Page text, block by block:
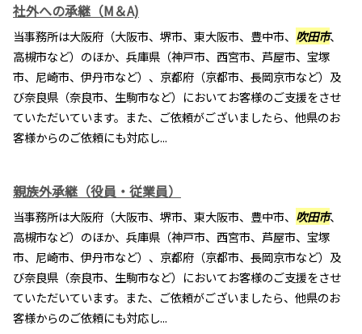
社外への承継（M＆A)
当事務所は大阪府（大阪市、堺市、東大阪市、豊中市、 吹田市、
高槻市など）のほか、兵庫県（神戸市、西宮市、芦屋市、宝塚
市、尼崎市、伊丹市など）、京都府（京都市、長岡京市など）及
び奈良県（奈良市、生駒市など）においてお客様のご支援をさせ
ていただいています。また、ご依頼がございましたら、他県のお
客様からのご依頼にも対応し...
親族外承継（役員・従業員）
当事務所は大阪府（大阪市、堺市、東大阪市、豊中市、 吹田市、
高槻市など）のほか、兵庫県（神戸市、西宮市、芦屋市、宝塚
市、尼崎市、伊丹市など）、京都府（京都市、長岡京市など）及
び奈良県（奈良市、生駒市など）においてお客様のご支援をさせ
ていただいています。また、ご依頼がございましたら、他県のお
客様からのご依頼にも対応し...